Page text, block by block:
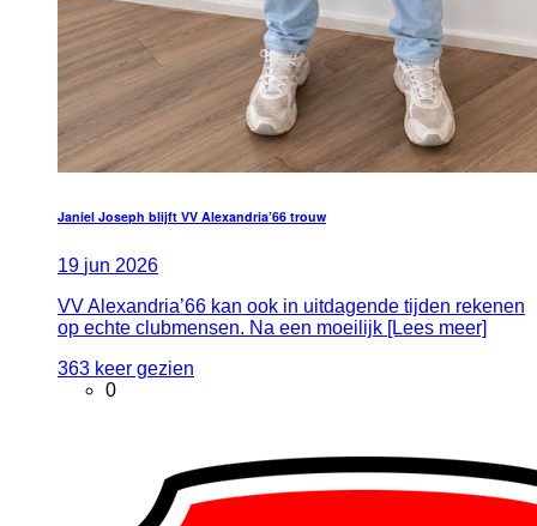
Janiel Joseph blijft VV Alexandria’66 trouw
19 jun 2026
VV Alexandria’66 kan ook in uitdagende tijden rekenen
op echte clubmensen. Na een moeilijk [Lees meer]
363 keer gezien
0